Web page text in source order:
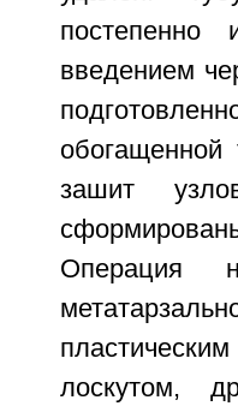
постепенно
введением
зашит
Операция
лоскутом,